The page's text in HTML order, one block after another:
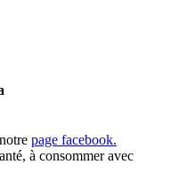
page facebook.
à consommer avec